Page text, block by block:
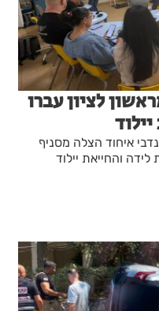
לציון עברו
מצילת חיים: כ-50 מתנדבי איחוד הצלה מסניף
והחייאת יילוד